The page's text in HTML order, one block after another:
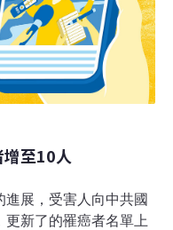
說明，新辦法
至10人
展，受害人向中共國
新了的罹癌者名單上